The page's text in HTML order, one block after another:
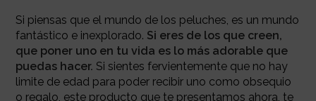
Si piensas que el mundo de los peluches, es un mundo
fantástico e inexplorado. Si eres de los que creen,
que poner uno en tu vida es lo más adorable que
puedas hacer. Si sientes fervientemente que no hay
limite de edad para poder recibir uno como obsequio
o regalo, este producto que te presentamos ahora, te